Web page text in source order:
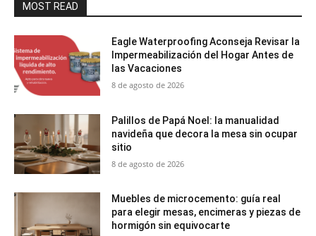
MOST READ
Eagle Waterproofing Aconseja Revisar la
Impermeabilización del Hogar Antes de
las Vacaciones
8 de agosto de 2026
Palillos de Papá Noel: la manualidad
navideña que decora la mesa sin ocupar
sitio
8 de agosto de 2026
Muebles de microcemento: guía real
para elegir mesas, encimeras y piezas de
hormigón sin equivocarte